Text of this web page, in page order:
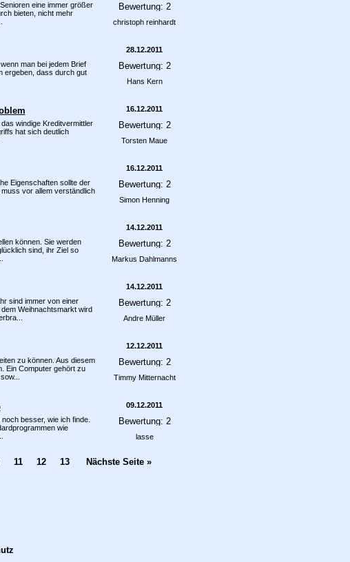
eine immer größer
bieten, nicht mehr
christoph reinhardt
man bei jedem Brief
ergeben, dass durch gut
28.12.2011
Hans Kern
windige Kreditvermittler
hat sich deutlich
16.12.2011
Torsten Maue
Eigenschaften sollte der
vor allem verständlich
16.12.2011
Simon Henning
können. Sie werden
sind, ihr Ziel so
14.12.2011
Markus Dahlmanns
sind immer von einer
Weihnachtsmarkt wird
14.12.2011
Andre Müller
zu können. Aus diesem
Ein Computer gehört zu
12.12.2011
Timmy Mitternacht
besser, wie ich finde.
wie
09.12.2011
lasse
11 12 13 Nächste Seite »